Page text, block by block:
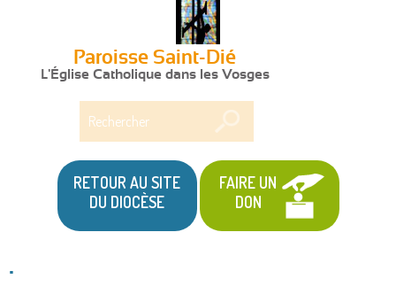
Paroisse Saint-Dié
L'Église Catholique dans les Vosges
RETOUR AU SITE
DU DIOCÈSE
FAIRE UN
DON
.